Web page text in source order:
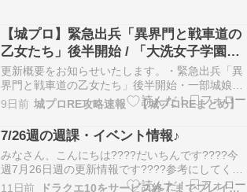
【城プロ】緊急出兵「異界門と戦車道の
乙女たち」後半開始 / 「大洗女子学園
艦」改壱追加 / 進化武器追加など
更新概要をお知らせいたします。・緊急出兵「異
界門と戦車道の乙女たち」後半開始・一部城娘に
改壱を追加・進化武器の追加・期間限定任務の追
加#garupan #城プロRE
pic.twitter.com/R5fDwtzvNT— 千狐（城プロRE公
式アカウント） (@ShiroPro_…
9日前 城プロRE攻略速報 【城プロREまとめ】
7/26週の週課・イベント情報♪
みなさん、こんにちは????だいちんです????今
週7月26日週の更新情報です????参考にしてくれ
たら嬉しいです????2026年7月26日(日) ～ 2026
11日前 ドラクエ10をサービス終了までプレイしたプクリポのお話